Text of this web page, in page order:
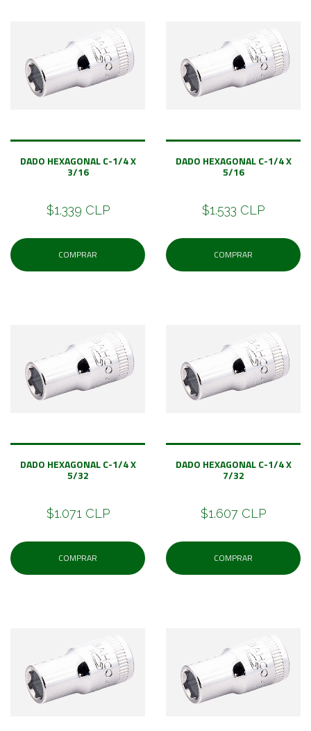
DADO HEXAGONAL C-1/4 X
3/16
$1.339 CLP
COMPRAR
DADO HEXAGONAL C-1/4 X
5/16
$1.533 CLP
COMPRAR
DADO HEXAGONAL C-1/4 X
5/32
$1.071 CLP
COMPRAR
DADO HEXAGONAL C-1/4 X
7/32
$1.607 CLP
COMPRAR